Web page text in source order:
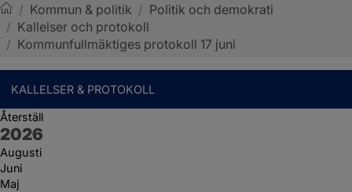
Sotenäs kommun
/ Kommun & politik / Politik och demokrati
/ Kallelser och protokoll
/ Kommunfullmäktiges protokoll 17 juni
KALLELSER & PROTOKOLL
Återställ
År:
2026
Augusti
Juni
Maj